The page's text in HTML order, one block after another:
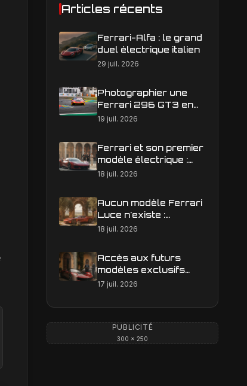
Articles récents
Ferrari-Alfa : le grand
duel électrique italien
29 juil. 2026
Photographier une
Ferrari 296 GT3 en
action : construire une
19 juil. 2026
Ferrari et son premier
modèle électrique :
calendrier de
18 juil. 2026
Aucun modèle Ferrari
Luce n'existe :
clarification sur les
18 juil. 2026
Accès aux futurs
modèles exclusifs
Ferrari : l'achat
est-il une réalité ?
17 juil. 2026
PUBLICITÉ
300 × 250